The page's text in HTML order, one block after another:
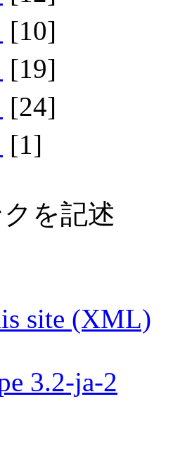
[10]
[19]
[24]
[1]
を記述
site (XML)
3.2-ja-2